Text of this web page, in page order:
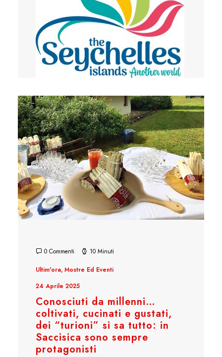
0 Commenti 10 Minuti
Ultim'ora, Mostre Ed Eventi
24 Aprile 2025
Conosciuti da millenni…
coltivati, cucinati e gustati,
dei “turioni” si sa tutto: in
Saccisica sono sempre
protagonisti